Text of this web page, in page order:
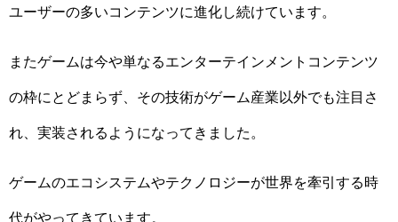
ユーザーの多いコンテンツに進化し続けています。
またゲームは今や単なるエンターテインメントコンテンツ
の枠にとどまらず、その技術がゲーム産業以外でも注目さ
れ、実装されるようになってきました。
ゲームのエコシステムやテクノロジーが世界を牽引する時
代がやってきています。